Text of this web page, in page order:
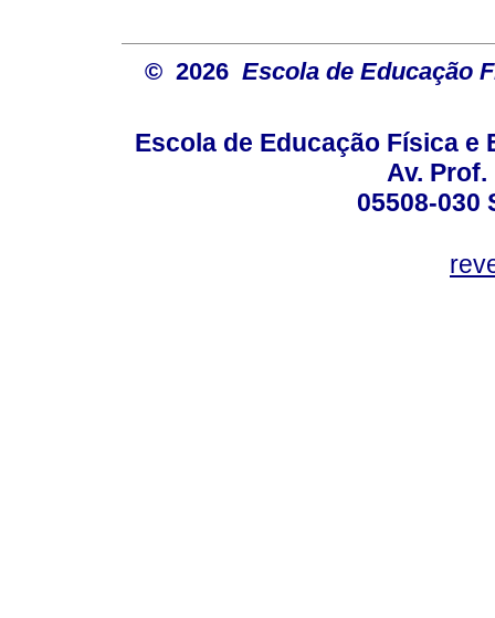
© 2026 Escola de Educação
Escola de Educação Física e
Av.
05508-030